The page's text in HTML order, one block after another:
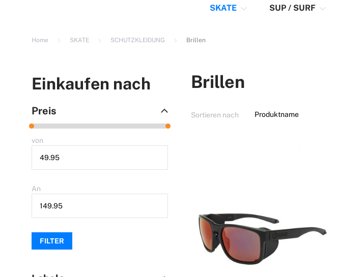
SKATE SUP / SURF
Home SKATE SCHUTZKLEIDUNG Brillen
Einkaufen nach
Preis
von
An
FILTER
Brillen
Sortieren nach